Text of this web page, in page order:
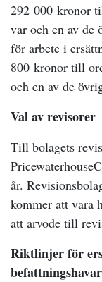
292 000 kronor
var och en av de
för arbete i
800 kronor till
och en av de
Val av revisorer
Till bolagets
år.
kommer att vara
att arvode till
Riktlinjer för